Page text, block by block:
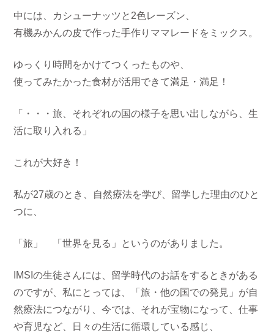
中には、カシューナッツと2色レーズン、
有機みかんの皮で作った手作りママレードをミックス。
ゆっくり時間をかけてつくったものや、
使ってみたかった食材が活用できて満足・満足！
「・・・旅、それぞれの国の様子を思い出しながら、生
活に取り入れる」
これが大好き！
私が27歳のとき、自然療法を学び、留学した理由のひと
つに、
「旅」 「世界を見る」というのがありました。
IMSIの生徒さんには、留学時代のお話をするときがある
のですが、私にとっては、「旅・他の国での発見」が自
然療法につながり、今では、それが宝物になって、仕事
や育児など、日々の生活に循環している感じ、